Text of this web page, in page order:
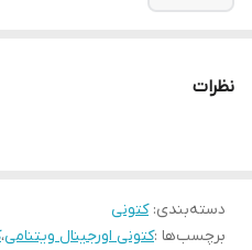
نظرات
دسته‌بندی:کتونی
برچسب‌ها :کتونی اورجینال ویتنامی،